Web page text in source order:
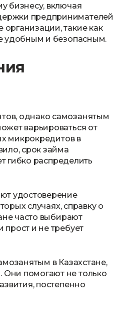
бизнесу, включая
такие как
удобным и безопасным.
однако самозанятым
варьироваться от
микрокредитов в
срок займа
гибко распределить
удостоверение
случаях, справку о
часто выбирают
и не требует
в Казахстане,
помогают не только
постепенно